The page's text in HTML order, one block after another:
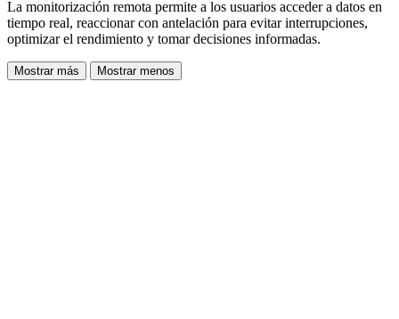
La monitorización remota permite a los usuarios acceder a datos en
tiempo real, reaccionar con antelación para evitar interrupciones,
optimizar el rendimiento y tomar decisiones informadas.
Mostrar más Mostrar menos